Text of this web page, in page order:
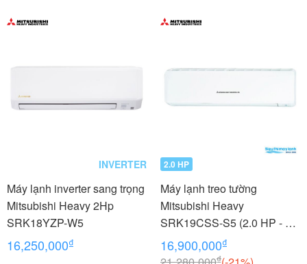
INVERTER
Máy lạnh inverter sang trọng
Mitsubishi Heavy 2Hp
SRK18YZP-W5
16,250,000₫
2.0 HP
Máy lạnh treo tường
Mitsubishi Heavy
SRK19CSS-S5 (2.0 HP - 2.0
Ngựa)
16,900,000₫
₫